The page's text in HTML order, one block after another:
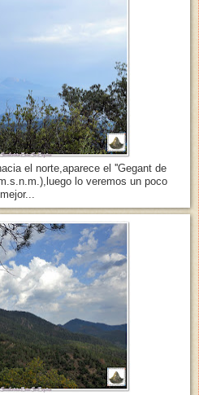
el norte,aparece el ''Gegant de
lo veremos un poco
mejor...